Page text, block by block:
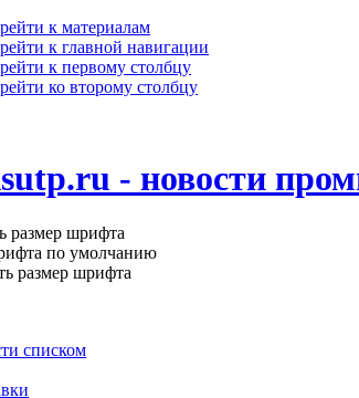
к материалам
к главной навигации
к первому столбцу
ко второму столбцу
- новости
списком